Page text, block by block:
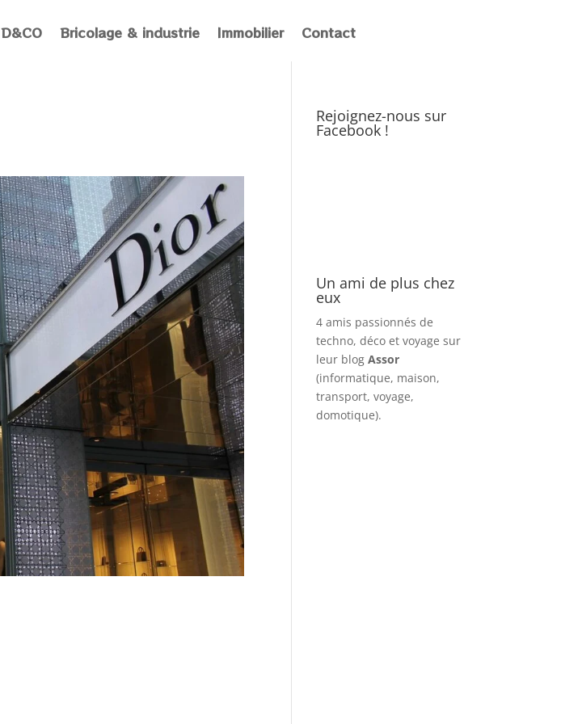
D&CO Bricolage & industrie Immobilier Contact
Rejoignez-nous sur
Facebook !
Un ami de plus chez
eux
4 amis passionnés de
techno, déco et voyage sur
leur blogAssor
(informatique, maison,
transport, voyage,
domotique).